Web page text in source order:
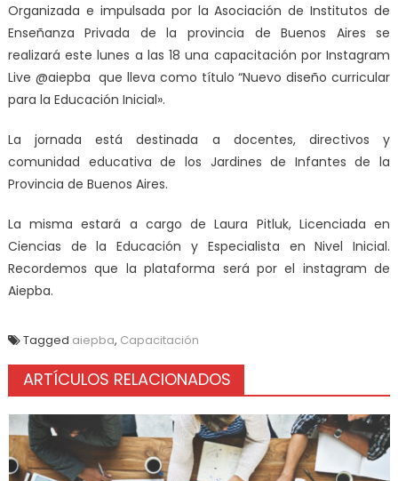
Organizada e impulsada por la Asociación de Institutos de
Enseñanza Privada de la provincia de Buenos Aires se
realizará este lunes a las 18 una capacitación por Instagram
Live @aiepba que lleva como título “Nuevo diseño curricular
para la Educación Inicial».
La jornada está destinada a docentes, directivos y
comunidad educativa de los Jardines de Infantes de la
Provincia de Buenos Aires.
La misma estará a cargo de Laura Pitluk, Licenciada en
Ciencias de la Educación y Especialista en Nivel Inicial.
Recordemos que la plataforma será por el instagram de
Aiepba.
Tagged aiepba, Capacitación
ARTÍCULOS RELACIONADOS